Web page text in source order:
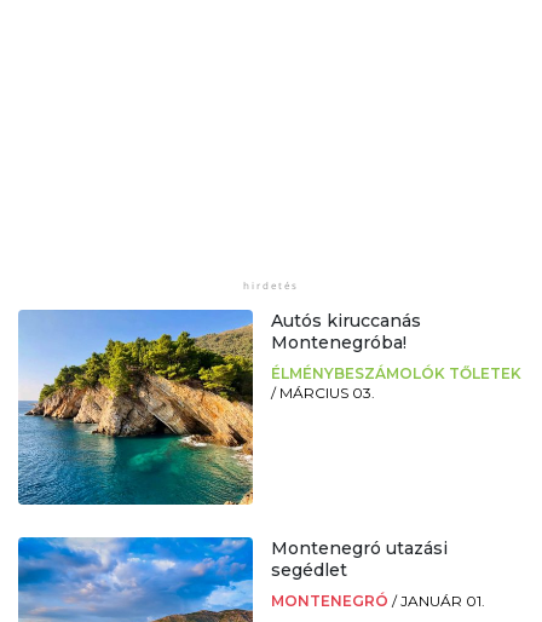
Autós kiruccanás
Montenegróba!
ÉLMÉNYBESZÁMOLÓK TŐLETEK
/ MÁRCIUS 03.
Montenegró utazási
segédlet
MONTENEGRÓ /JANUÁR 01.